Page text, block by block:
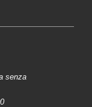
senza